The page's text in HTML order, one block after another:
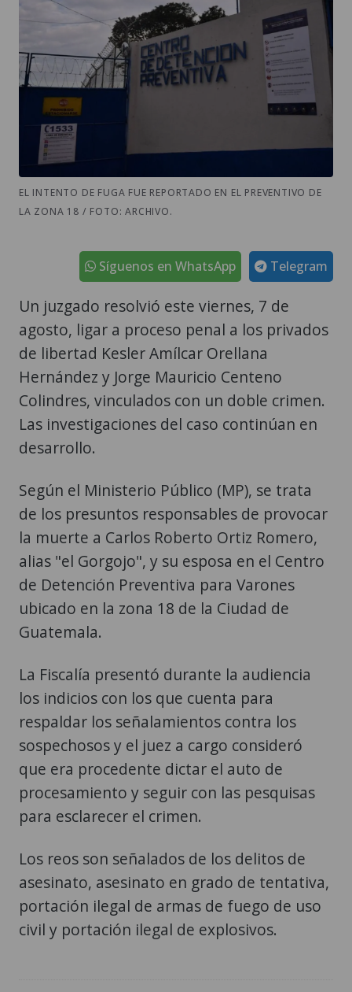
EL INTENTO DE FUGA FUE REPORTADO EN EL PREVENTIVO DE
LA ZONA 18 / FOTO: ARCHIVO.
Telegram
Síguenos en WhatsApp
Un juzgado resolvió este viernes, 7 de
agosto, ligar a proceso penal a los privados
de libertad Kesler Amílcar Orellana
Hernández y Jorge Mauricio Centeno
Colindres, vinculados con un doble crimen.
Las investigaciones del caso continúan en
desarrollo.
Según el Ministerio Público (MP), se trata
de los presuntos responsables de provocar
la muerte a Carlos Roberto Ortiz Romero,
alias "el Gorgojo", y su esposa en el Centro
de Detención Preventiva para Varones
ubicado en la zona 18 de la Ciudad de
Guatemala.
La Fiscalía presentó durante la audiencia
los indicios con los que cuenta para
respaldar los señalamientos contra los
sospechosos y el juez a cargo consideró
que era procedente dictar el auto de
procesamiento y seguir con las pesquisas
para esclarecer el crimen.
Los reos son señalados de los delitos de
asesinato, asesinato en grado de tentativa,
portación ilegal de armas de fuego de uso
civil y portación ilegal de explosivos.